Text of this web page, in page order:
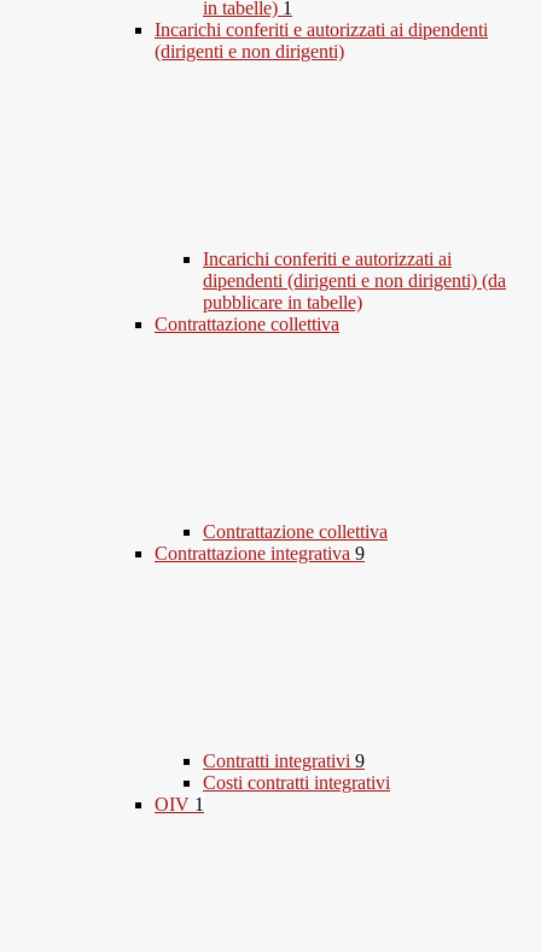
in tabelle) 1
Incarichi conferiti e autorizzati ai dipendenti
(dirigenti e non dirigenti)
Incarichi conferiti e autorizzati ai
dipendenti (dirigenti e non dirigenti) (da
pubblicare in tabelle)
Contrattazione collettiva
Contrattazione collettiva
Contrattazione integrativa 9
Contratti integrativi 9
Costi contratti integrativi
OIV 1